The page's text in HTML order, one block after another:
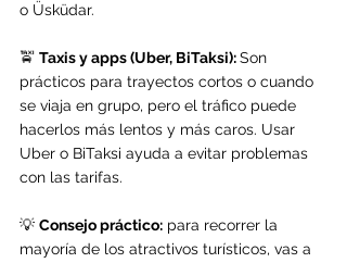
o Üsküdar.
🚖 Taxis y apps (Uber, BiTaksi): Son
prácticos para trayectos cortos o cuando
se viaja en grupo, pero el tráfico puede
hacerlos más lentos y más caros. Usar
Uber o BiTaksi ayuda a evitar problemas
con las tarifas.
💡 Consejo práctico: para recorrer la
mayoría de los atractivos turísticos, vas a